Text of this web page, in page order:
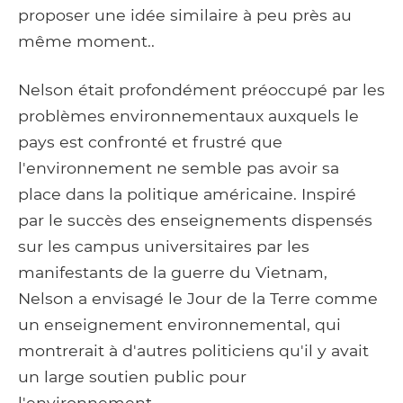
proposer une idée similaire à peu près au
même moment..
Nelson était profondément préoccupé par les
problèmes environnementaux auxquels le
pays est confronté et frustré que
l'environnement ne semble pas avoir sa
place dans la politique américaine. Inspiré
par le succès des enseignements dispensés
sur les campus universitaires par les
manifestants de la guerre du Vietnam,
Nelson a envisagé le Jour de la Terre comme
un enseignement environnemental, qui
montrerait à d'autres politiciens qu'il y avait
un large soutien public pour